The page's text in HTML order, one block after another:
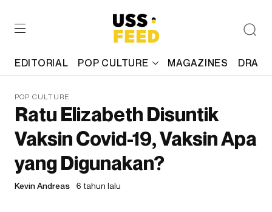
EDITORIAL POP CULTURE MAGAZINES
POP CULTURE
Ratu Elizabeth Disuntik
Vaksin Covid-19, Vaksin Apa
yang Digunakan?
Kevin Andreas 6 tahun lalu